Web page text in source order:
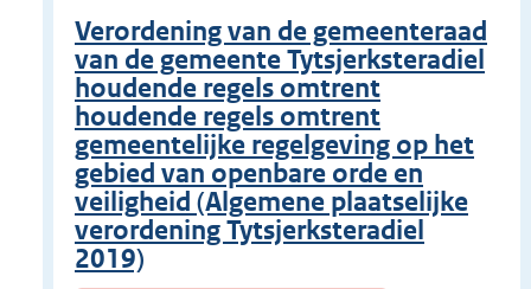
Verordening van de gemeenteraad
van de gemeente Tytsjerksteradiel
houdende regels omtrent
houdende regels omtrent
gemeentelijke regelgeving op het
gebied van openbare orde en
veiligheid (Algemene plaatselijke
verordening Tytsjerksteradiel
2019)